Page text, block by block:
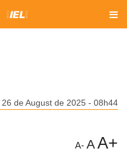
=IEL=
26 de August de 2025 - 08h44
A- AA+